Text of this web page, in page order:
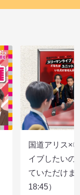
国道アリス×
イブしたいの
ていただけ
18:45）